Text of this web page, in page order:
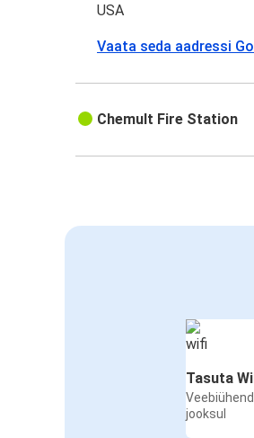
USA
Vaata seda aadressi
Chemult Fire Station
Tasuta
jooksul